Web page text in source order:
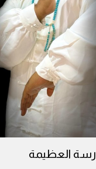
العظيمة